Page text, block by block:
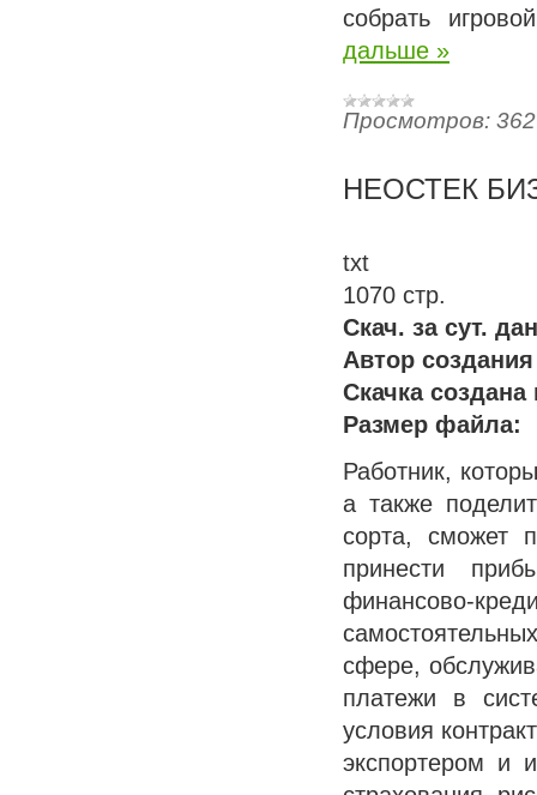
собрать
дальше »
Просмотров: 362
НЕОСТЕК
txt
1070 стр.
Скач. за сут.
Автор
Скачка создана
Размер файла:
Работник,
а также
сорта, сможет
принести
финансово-
сфере,
платежи в
условия
экспортером и